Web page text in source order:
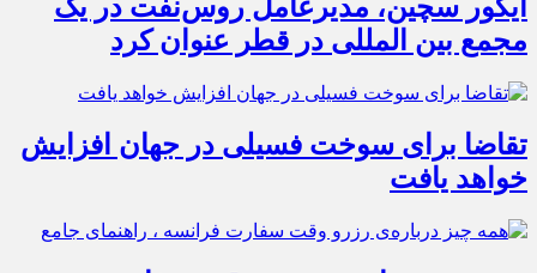
ایگور سچین، مدیرعامل روس‌نفت در یک
مجمع بین المللی در قطر عنوان کرد
تقاضا برای سوخت فسیلی در جهان افزایش
خواهد یافت